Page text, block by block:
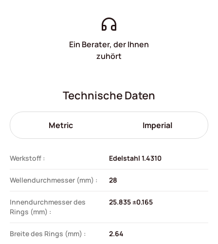
Ein Berater, der Ihnen
zuhört
Technische Daten
Metric Imperial
Werkstoff : Edelstahl 1.4310
Wellendurchmesser (mm) : 28
Innendurchmesser des
Rings (mm) :
25.835 ±0.165
Breite des Rings (mm) : 2.64